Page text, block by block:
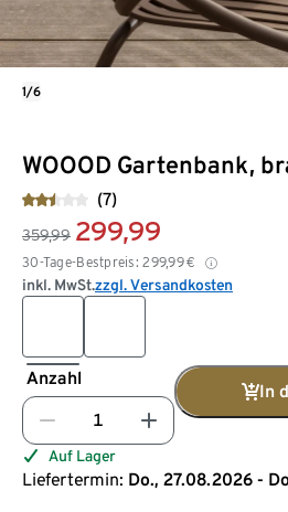
WOOOD Gartenbank,
(7)
359,99 299,99
30-Tage-Bestpreis: 299,99€
inkl. MwSt.zzgl. Versandkosten
Anzahl
In
Auf Lager
Liefertermin: Do., 27.08.2026 -
1/6